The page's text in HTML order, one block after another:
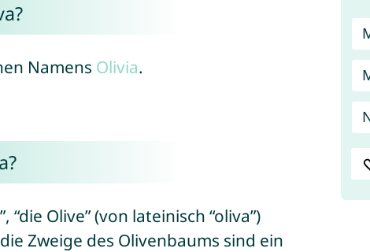
Namens Olivia.
Olive” (von lateinisch “oliva”)
Zweige des Olivenbaums sind ein